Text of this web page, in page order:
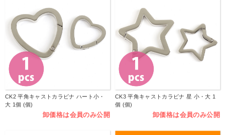
CK2 平角キャストカラビナ ハート小・
大 1個 (個)
卸価格は会員のみ公開
CK3 平角キャストカラビナ 星 小・大 1
個 (個)
卸価格は会員のみ公開